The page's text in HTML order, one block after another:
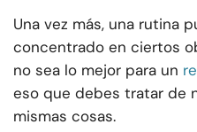
Una vez más, una rutina
concentrado en ciertos
no sea lo mejor para un
eso que debes tratar de
mismas cosas.